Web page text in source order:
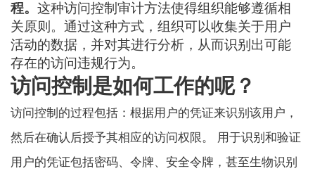
程。这种访问控制审计方法使得组织能够遵循相
关原则。通过这种方式，组织可以收集关于用户
活动的数据，并对其进行分析，从而识别出可能
存在的访问违规行为。
访问控制是如何工作的呢？
访问控制的过程包括：根据用户的凭证来识别该用户，
然后在确认后授予其相应的访问权限。 用于识别和验证
用户的凭证包括密码、令牌、安全令牌，甚至生物识别